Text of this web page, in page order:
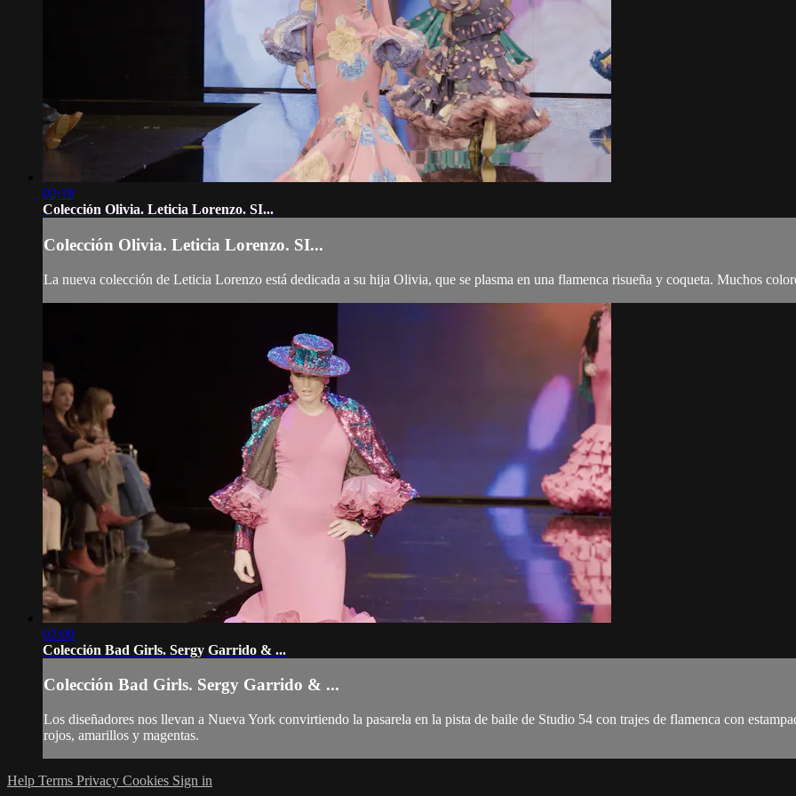
02:18
Colección Olivia. Leticia Lorenzo. SI...
Colección Olivia. Leticia Lorenzo. SI...
La nueva colección de Leticia Lorenzo está dedicada a su hija Olivia, que se plasma en una flamenca risueña y coqueta. Muchos
02:00
Colección Bad Girls. Sergy Garrido & ...
Colección Bad Girls. Sergy Garrido & ...
Los diseñadores nos llevan a Nueva York convirtiendo la pasarela en la pista de baile de Studio 54 con trajes de flamenca con
rojos, amarillos y magentas.
Help Terms Privacy Cookies Sign in